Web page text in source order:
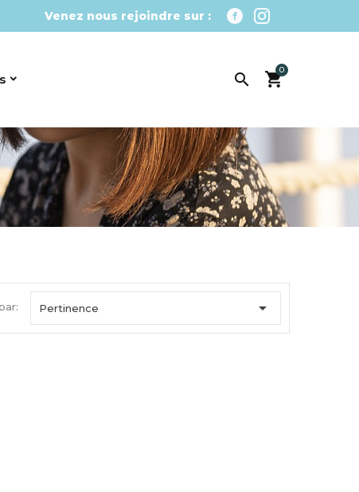
Venez nous rejoindre sur :
0

Pertinence 